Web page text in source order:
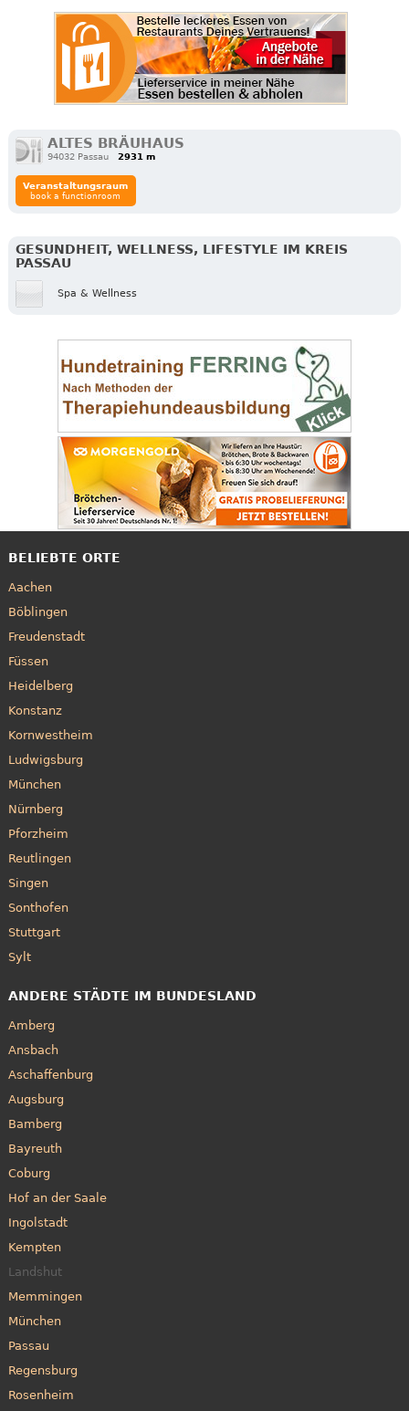
ALTES BRÄUHAUS
94032 Passau 2931 m
Veranstaltungsraum
book a functionroom
GESUNDHEIT, WELLNESS, LIFESTYLE IM KREIS
PASSAU
Spa & Wellness
BELIEBTE ORTE
Aachen
Böblingen
Freudenstadt
Füssen
Heidelberg
Konstanz
Kornwestheim
Ludwigsburg
München
Nürnberg
Pforzheim
Reutlingen
Singen
Sonthofen
Stuttgart
Sylt
ANDERE STÄDTE IM BUNDESLAND
Amberg
Ansbach
Aschaffenburg
Augsburg
Bamberg
Bayreuth
Coburg
Hof an der Saale
Ingolstadt
Kempten
Landshut
Memmingen
München
Passau
Regensburg
Rosenheim